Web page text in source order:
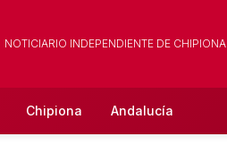
NOTICIARIO INDEPENDIENTE DE CHIPIONA
Chipiona Andalucía